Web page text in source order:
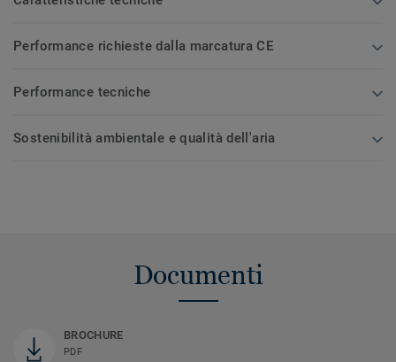
Performance richieste dalla marcatura CE
Performance tecniche
Sostenibilità ambientale e qualità dell'aria
Documenti
BROCHURE
PDF